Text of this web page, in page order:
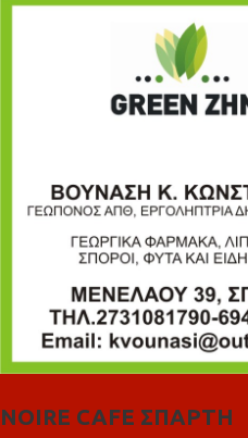
NOIRE CAFE ΣΠΑΡΤΗ